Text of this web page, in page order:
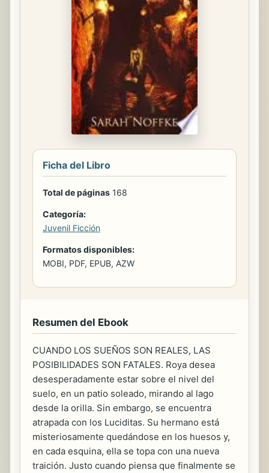
Ficha del Libro
Total de páginas 168
Categoría:
Juvenil Ficción
Formatos disponibles:
MOBI, PDF, EPUB, AZW
Resumen del Ebook
CUANDO LOS SUEÑOS SON REALES, LAS
POSIBILIDADES SON FATALES. Roya desea
desesperadamente estar sobre el nivel del
suelo, en un patio soleado, mirando al lago
desde la orilla. Sin embargo, se encuentra
atrapada con los Luciditas. Su hermano está
misteriosamente quedándose en los huesos y,
en cada esquina, ella se topa con una nueva
traición. Justo cuando piensa que finalmente se